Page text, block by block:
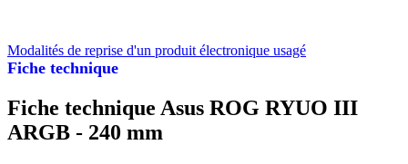
Fiche technique
Modalités de reprise d'un produit électronique usagé
Fiche technique Asus ROG RYUO III
ARGB - 240 mm